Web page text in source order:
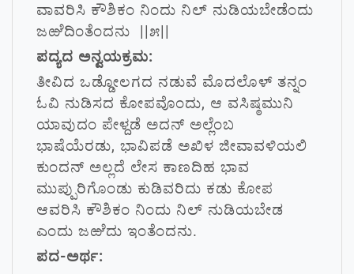
ವಾವರಿಸಿ ಕೌಶಿಕಂ ನಿಂದು ನಿಲ್ ನುಡಿಯಬೇಡೆಂದು
ಜಱೆದಿಂತೆಂದನು ||೫||
ಪದ್ಯದ ಅನ್ವಯಕ್ರಮ:
ತೀವಿದ ಒಡ್ಡೋಲಗದ ನಡುವೆ ಮೊದಲೊಳ್ ತನ್ನಂ
ಓವಿ ನುಡಿಸದ ಕೋಪವೊಂದು, ಆ ವಸಿಷ್ಠಮುನಿ
ಯಾವುದಂ ಪೇಳ್ದಡೆ ಅದನ್ ಅಲ್ಲೆಂಬ
ಭಾಷೆಯೆರಡು, ಭಾವಿಪಡೆ ಅಖಿಳ ಜೀವಾವಳಿಯಲಿ
ಕುಂದನ್ ಅಲ್ಲದೆ ಲೇಸ ಕಾಣದಿಹ ಭಾವ
ಮುಪ್ಪುರಿಗೊಂಡು ಕುಡಿವರಿದು ಕಡು ಕೋಪ
ಆವರಿಸಿ ಕೌಶಿಕಂ ನಿಂದು ನಿಲ್ ನುಡಿಯಬೇಡ
ಎಂದು ಜಱೆದು ಇಂತೆಂದನು.
ಪದ-ಅರ್ಥ: